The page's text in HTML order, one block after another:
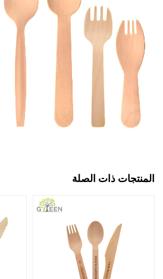
المنتجات ذات الصلة